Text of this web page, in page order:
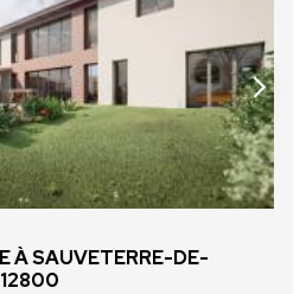
À SAUVETERRE-DE-